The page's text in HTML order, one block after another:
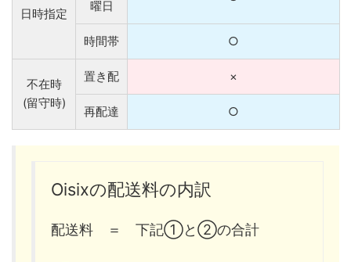
日時指定
曜日
時間帯 ○
不在時
(留守時)
置き配 ×
再配達 ○
Oisixの配送料の内訳
配送料 ＝ 下記①と②の合計